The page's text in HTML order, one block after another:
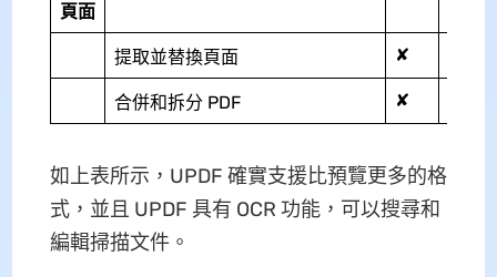
頁面
提取並替換頁面 ✘
合併和拆分 PDF ✘
如上表所示，UPDF 確實支援比預覽更多的格
式，並且 UPDF 具有 OCR 功能，可以搜尋和
編輯掃描文件。